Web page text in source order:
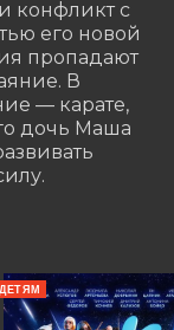
конфликт с
его новой
пропадают
В
— карате,
дочь Маша
ДЕТЯМ